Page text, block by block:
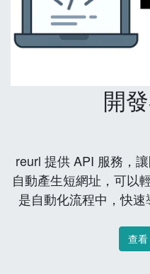
開
reurl 提供 API 服務，
自動產生短網址，可以
是自動化流程中，快速
查